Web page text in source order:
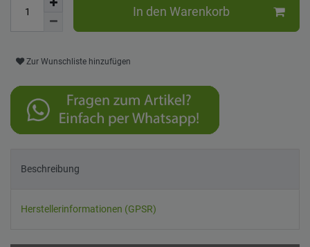
In den Warenkorb
Zur Wunschliste hinzufügen
Beschreibung
Herstellerinformationen (GPSR)